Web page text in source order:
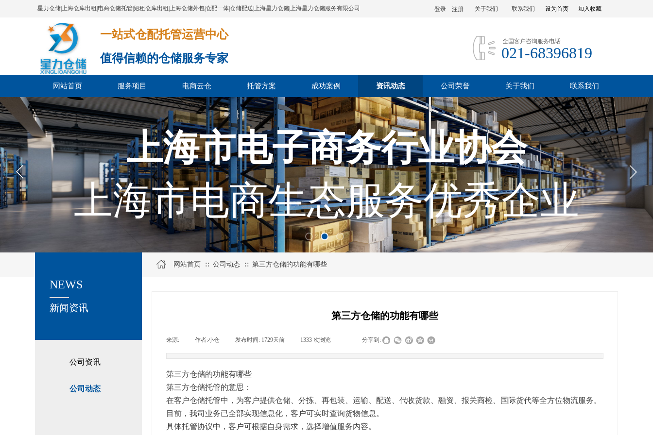
星力仓储|上海仓库出租|电商仓储托管|短租仓库出租|上海仓储外包|仓配一体|仓储配送|上海星力仓储|上海星力仓储服务有限公司 设为首页 加入收藏
登录 注册 联系我们
关于我们
一站式仓配托管运营中心​​​​​​​​​​​​​​​​​
值得信赖的仓储服务专家
全国客户咨询服务电话
021-68396819
网站首页 服务项目 电商云仓 托管方案 成功案例 资讯动态 公司荣誉 关于我们 联系我们
上海市电子商务行业协会
上海市电商生态服务优秀企业
公司资讯
公司动态
关于我们
新闻资讯
NEWS
网站首页 ∷ 公司动态 ∷ 第三方仓储的功能有哪些
第三方仓储的功能有哪些
来源: 作者:小仓 发布时间: 1729天前 1333 次浏览 分享到:
第三方仓储的功能有哪些
第三方仓储托管的意思：
在客户仓储托管中，为客户提供仓储、分拣、再包装、运输、配送、代收货款、融资、报关商检、国际货代等全方位物流服务。
目前，我司业务已全部实现信息化，客户可实时查询货物信息。
具体托管协议中，客户可根据自身需求，选择增值服务内容。